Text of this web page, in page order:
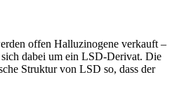
offen Halluzinogene verkauft –
dabei um ein LSD-Derivat. Die
Struktur von LSD so, dass der